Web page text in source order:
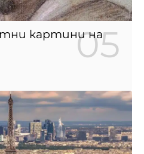
картини на